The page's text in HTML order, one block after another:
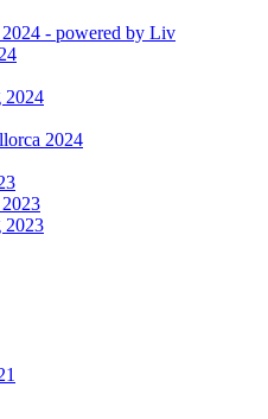
- powered by Liv
2024
2024
2023